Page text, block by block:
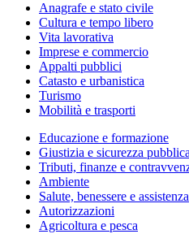
Anagrafe e stato civile
Cultura e tempo libero
Vita lavorativa
Imprese e commercio
Appalti pubblici
Catasto e urbanistica
Turismo
Mobilità e trasporti
Educazione e formazione
Giustizia e sicurezza pubblica
Tributi, finanze e
Ambiente
Salute, benessere e assistenza
Autorizzazioni
Agricoltura e pesca